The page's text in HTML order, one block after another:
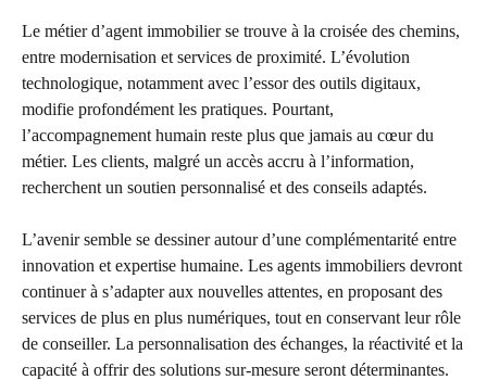
Le métier d’agent immobilier se trouve à la croisée des chemins,
entre modernisation et services de proximité. L’évolution
technologique, notamment avec l’essor des outils digitaux,
modifie profondément les pratiques. Pourtant,
l’accompagnement humain reste plus que jamais au cœur du
métier. Les clients, malgré un accès accru à l’information,
recherchent un soutien personnalisé et des conseils adaptés.
L’avenir semble se dessiner autour d’une complémentarité entre
innovation et expertise humaine. Les agents immobiliers devront
continuer à s’adapter aux nouvelles attentes, en proposant des
services de plus en plus numériques, tout en conservant leur rôle
de conseiller. La personnalisation des échanges, la réactivité et la
capacité à offrir des solutions sur-mesure seront déterminantes.